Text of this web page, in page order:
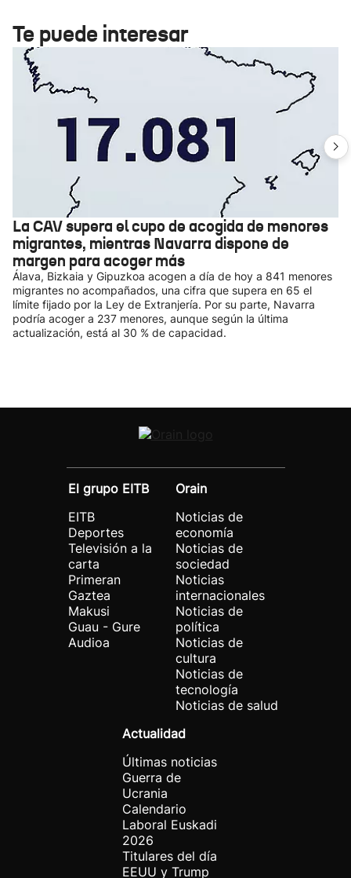
Te puede interesar
La CAV supera el cupo de acogida de menores
migrantes, mientras Navarra dispone de
margen para acoger más
Álava, Bizkaia y Gipuzkoa acogen a día de hoy a 841 menores
migrantes no acompañados, una cifra que supera en 65 el
límite fijado por la Ley de Extranjería. Por su parte, Navarra
podría acoger a 237 menores, aunque según la última
actualización, está al 30 % de capacidad.
El grupo EITB
EITB
Deportes
Televisión a la
carta
Primeran
Gaztea
Makusi
Guau - Gure
Audioa
Orain
Noticias de
economía
Noticias de
sociedad
Noticias
internacionales
Noticias de
política
Noticias de
cultura
Noticias de
tecnología
Noticias de salud
Actualidad
Últimas noticias
Guerra de
Ucrania
Calendario
Laboral Euskadi
2026
Titulares del día
EEUU y Trump